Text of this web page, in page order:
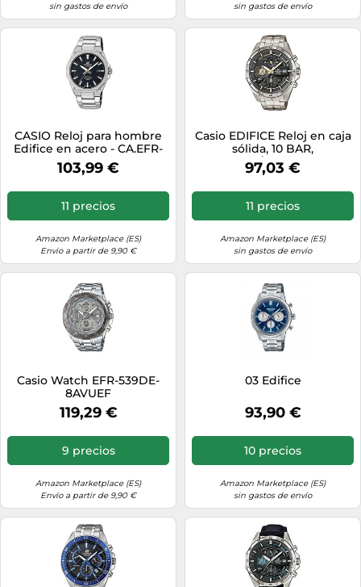
sin gastos de envío
sin gastos de envío
CASIO Reloj para hombre
Edifice en acero - CA.EFR-
S108D1AVUEF
103,99 €
11 precios
Amazon Marketplace (ES)
Envío a partir de 9,90 €
Casio EDIFICE Reloj en caja
sólida, 10 BAR,
Dorado/Negro, para
Hombre, con Correa de
556D-1AVUEF
97,03 €
11 precios
Amazon Marketplace (ES)
sin gastos de envío
Casio Watch EFR-539DE-
8AVUEF
119,29 €
9 precios
Amazon Marketplace (ES)
Envío a partir de 9,90 €
03 Edifice
93,90 €
10 precios
Amazon Marketplace (ES)
sin gastos de envío